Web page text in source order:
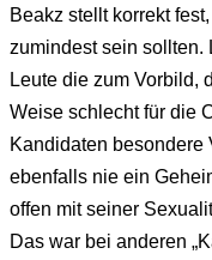
Beakz stellt korrekt
zumindest sein sollten.
Leute die zum Vorbild,
Weise schlecht für die
Kandidaten besondere
ebenfalls nie ein
offen mit seiner
Das war bei anderen